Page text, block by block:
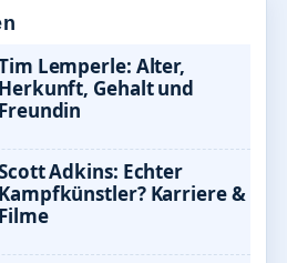
Lemperle: Alter,
Herkunft, Gehalt und
Freundin
Adkins: Echter
Kampfkünstler? Karriere &
Filme